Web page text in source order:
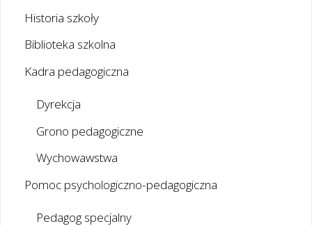
Historia szkoły
Biblioteka szkolna
Kadra pedagogiczna
Dyrekcja
Grono pedagogiczne
Wychowawstwa
Pomoc psychologiczno-pedagogiczna
Pedagog specjalny